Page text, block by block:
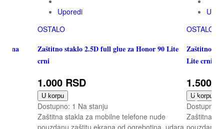
crna
Uporedi
OSTALO
Zaštitno staklo 2.5D full glue za Honor 90 Lite
crni
1.000 RSD
U korpu
Dostupno: 1 Na stanju
Zaštitna stakla za mobilne telefone nude
pouzdanu zaštitu ekrana od ogrebotina, udara
OSTALO
Zaštitno
Lite crni
1.500
U korpu
Dostupno:
Zaštitna
pouzdanu